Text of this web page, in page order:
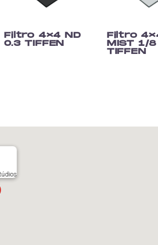
Filtro 4×4 ND
0.3 TIFFEN
Filtro
MIST 1/8
TIFFEN